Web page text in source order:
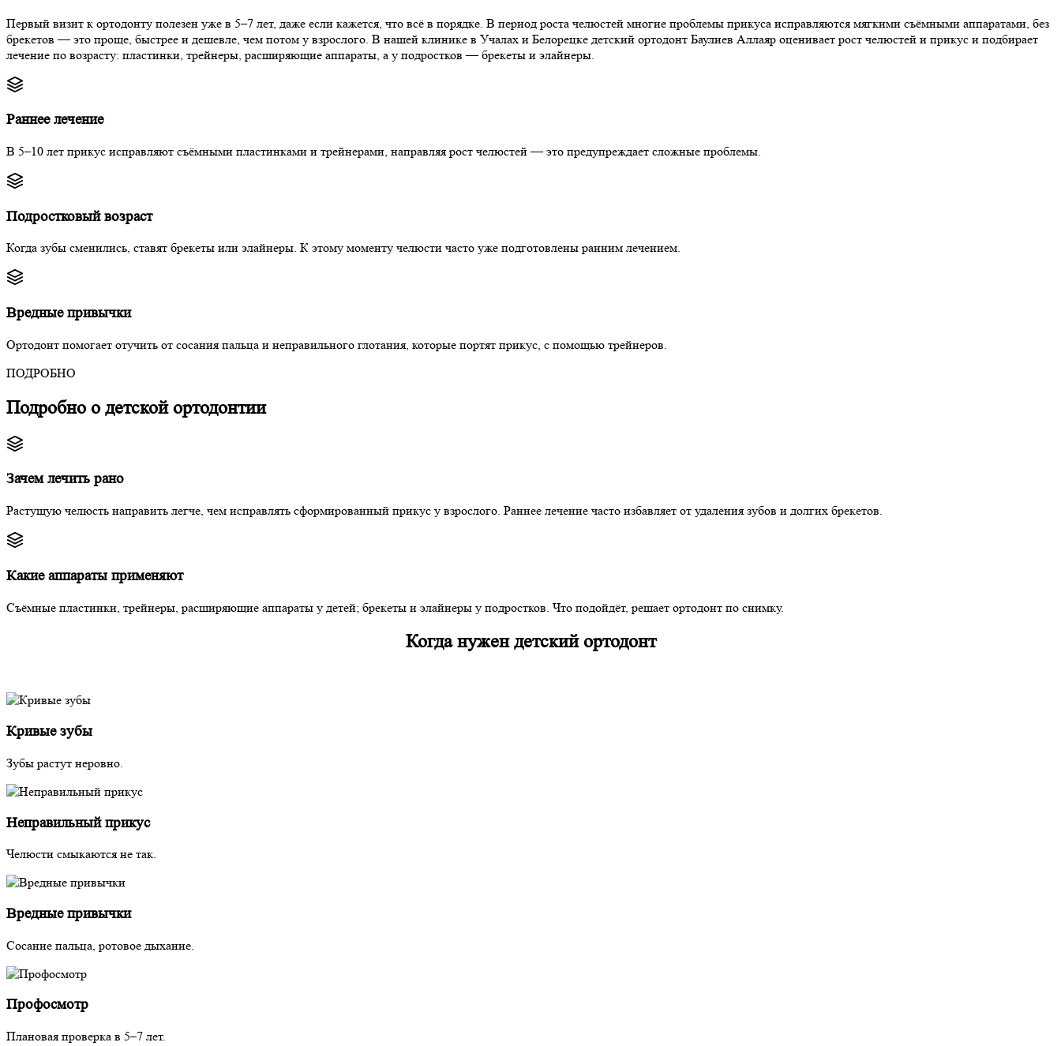
Первый визит к ортодонту полезен уже в 5–7 лет, даже если кажется, что всё в порядке. В период роста челюстей многие проблемы прикуса исправляются мягкими съёмными аппаратами, без
брекетов — это проще, быстрее и дешевле, чем потом у взрослого. В нашей клинике в Учалах и Белорецке детский ортодонт Баулиев Аллаяр оценивает рост челюстей и прикус и подбирает
лечение по возрасту: пластинки, трейнеры, расширяющие аппараты, а у подростков — брекеты и элайнеры.
Раннее лечение
В 5–10 лет прикус исправляют съёмными пластинками и трейнерами, направляя рост челюстей — это предупреждает сложные проблемы.
Подростковый возраст
Когда зубы сменились, ставят брекеты или элайнеры. К этому моменту челюсти часто уже подготовлены ранним лечением.
Вредные привычки
Ортодонт помогает отучить от сосания пальца и неправильного глотания, которые портят прикус, с помощью трейнеров.
ПОДРОБНО
Подробно о детской ортодонтии
Зачем лечить рано
Растущую челюсть направить легче, чем исправлять сформированный прикус у взрослого. Раннее лечение часто избавляет от удаления зубов и долгих брекетов.
Какие аппараты применяют
Съёмные пластинки, трейнеры, расширяющие аппараты у детей; брекеты и элайнеры у подростков. Что подойдёт, решает ортодонт по снимку.
Когда нужен детский ортодонт
Кривые зубы
Зубы растут неровно.
Неправильный прикус
Челюсти смыкаются не так.
Вредные привычки
Сосание пальца, ротовое дыхание.
Профосмотр
Плановая проверка в 5–7 лет.